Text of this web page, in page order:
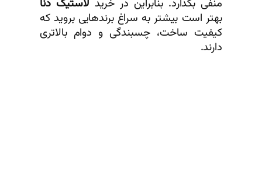
منفی بگذارد. بنابراین در خرید لاستیک دنا
بهتر است بیشتر به سراغ برندهایی بروید که
کیفیت ساخت، چسبندگی و دوام بالاتری
دارند.